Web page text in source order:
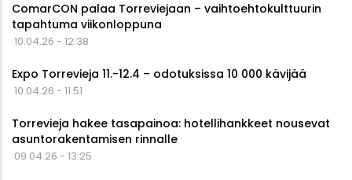
ComarCON palaa Torreviejaan – vaihtoehtokulttuurin
tapahtuma viikonloppuna
10.04.26 - 12:38
Expo Torrevieja 11.-12.4 – odotuksissa 10 000 kävijää
10.04.26 - 11:51
Torrevieja hakee tasapainoa: hotellihankkeet nousevat
asuntorakentamisen rinnalle
09.04.26 - 13:25